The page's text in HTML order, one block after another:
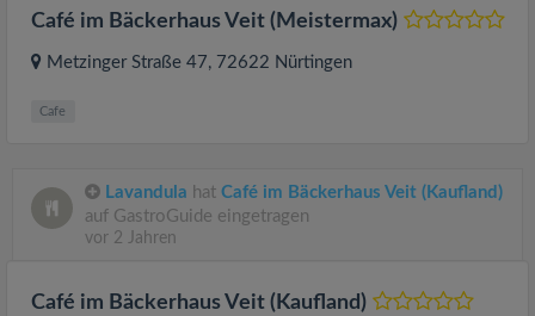
Café im Bäckerhaus Veit (Meistermax)
Metzinger Straße 47, 72622 Nürtingen
Cafe
Lavandula hat Café im Bäckerhaus Veit (Kaufland)
auf GastroGuide eingetragen
vor 2 Jahren
Café im Bäckerhaus Veit (Kaufland)